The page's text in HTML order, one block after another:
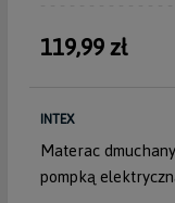
119,99 zł
INTEX
Materac
pompką